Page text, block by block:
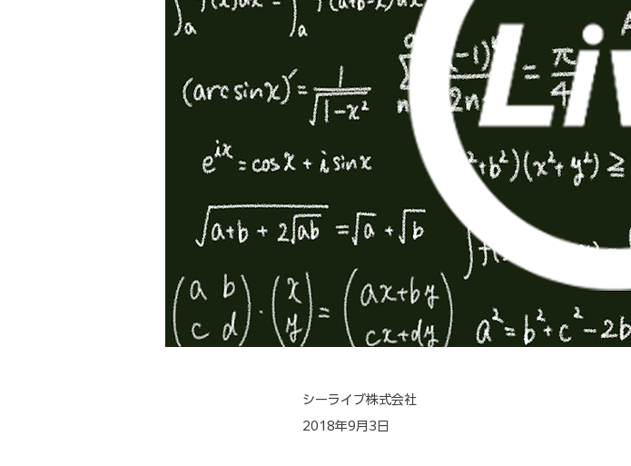
シーライブ株式会社
2018年9月3日